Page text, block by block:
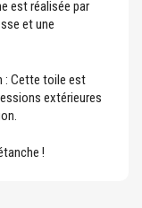
est réalisée par
et une
: Cette toile est
extérieures
!